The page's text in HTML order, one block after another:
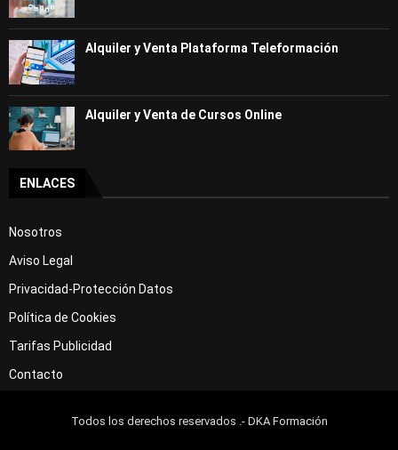
Alquiler y Venta Plataforma Teleformación
Alquiler y Venta de Cursos Online
ENLACES
Nosotros
Aviso Legal
Privacidad-Protección Datos
Política de Cookies
Tarifas Publicidad
Contacto
Todos los derechos reservados .- DKA Formación